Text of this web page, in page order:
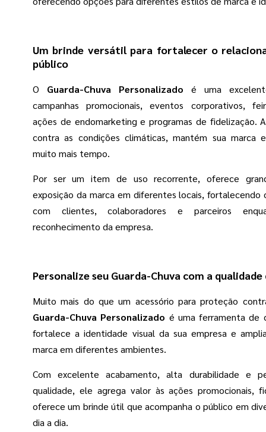
Um brinde versátil para fortalecer o
público
O Guarda-Chuva Personalizado é uma
campanhas promocionais, eventos corporativos,
ações de endomarketing e programas de fidelização.
contra as condições climáticas, mantém sua marca
muito mais tempo.
Por ser um item de uso recorrente, oferece
exposição da marca em diferentes locais, fortalecendo
com clientes, colaboradores e parceiros
reconhecimento da empresa.
Personalize seu Guarda-Chuva com a qualidade
Muito mais do que um acessório para proteção
Guarda-Chuva Personalizado é uma ferramenta de
fortalece a identidade visual da sua empresa e
marca em diferentes ambientes.
Com excelente acabamento, alta durabilidade e
qualidade, ele agrega valor às ações promocionais,
oferece um brinde útil que acompanha o público em
dia a dia.